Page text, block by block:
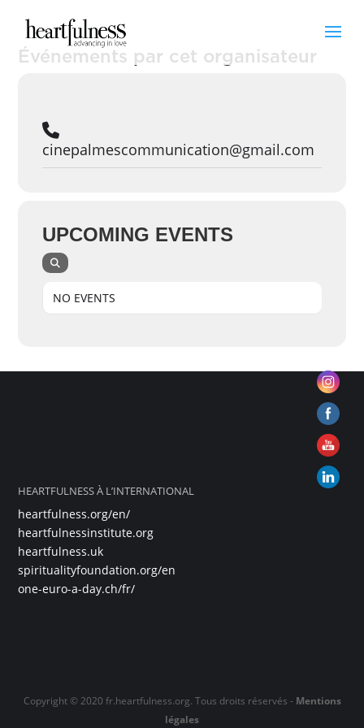
Événements par cet organisateur
cinepalmescommunication@gmail.com
UPCOMING EVENTS
NO EVENTS
HEARTFULNESS À L’INTERNATIONAL
heartfulness.org/en/
heartfulnessinstitute.org
heartfulness.uk
spiritualityfoundation.org/en
one-euro-a-day.ch/fr/
Copyright © 2020 fr.heartfulness.org. Tous droits réservés - Mentions
légales